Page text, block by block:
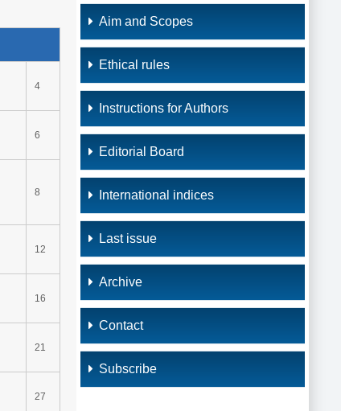
4
6
8
12
16
21
27
Aim and Scopes
Ethical rules
Instructions for Authors
Editorial Board
International indices
Last issue
Archive
Contact
Subscribe